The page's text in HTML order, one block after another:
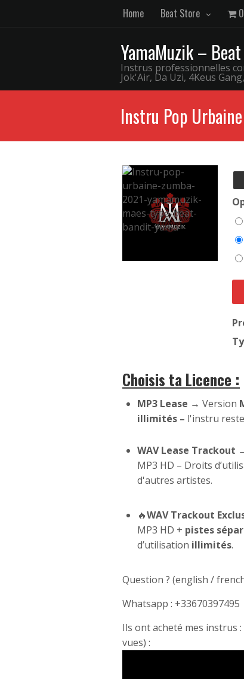
Home Beat Store
YamaMuzik –
Instrus professionnelles
Jok'Air, Da Uzi, 4Keus
Instru Pop
Choisis ta Licence :
MP3 Lease → Version
illimités – l'instru
WAV Lease Trackout
MP3 HD – Droits
d'autres artistes.
🔥WAV Trackout
MP3 HD + pistes
d’utilisation illimités.
Question ? (english /
Whatsapp : +33670397495
Ils ont acheté mes instrus :
vues) :